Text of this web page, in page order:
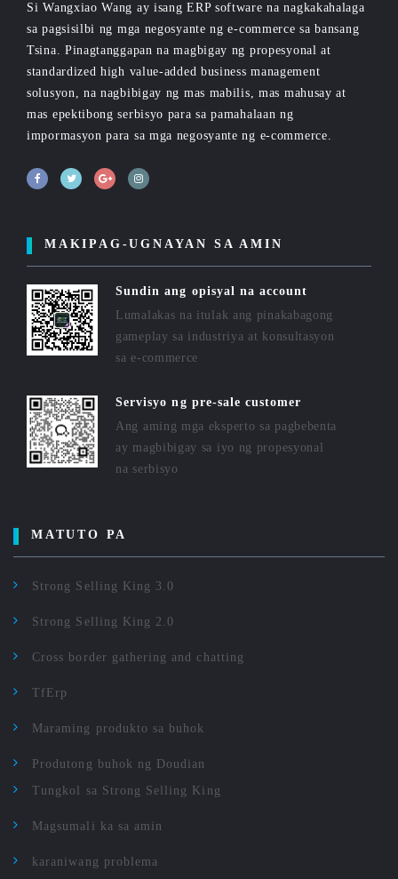
Si Wangxiao Wang ay isang ERP software na nagkakahalaga
sa pagsisilbi ng mga negosyante ng e-commerce sa bansang
Tsina. Pinagtanggapan na magbigay ng propesyonal at
standardized high value-added business management
solusyon, na nagbibigay ng mas mabilis, mas mahusay at
mas epektibong serbisyo para sa pamahalaan ng
impormasyon para sa mga negosyante ng e-commerce.
MAKIPAG-UGNAYAN SA AMIN
Sundin ang opisyal na account
Lumalakas na itulak ang pinakabagong
gameplay sa industriya at konsultasyon
sa e-commerce
Servisyo ng pre-sale customer
Ang aming mga eksperto sa pagbebenta
ay magbibigay sa iyo ng propesyonal
na serbisyo
MATUTO PA
Strong Selling King 3.0
Strong Selling King 2.0
Cross border gathering and chatting
TfErp
Maraming produkto sa buhok
Produtong buhok ng Doudian
Tungkol sa Strong Selling King
Magsumali ka sa amin
karaniwang problema